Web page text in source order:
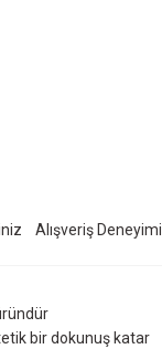
Alışveriş Deneyimi
bir dokunuş katar